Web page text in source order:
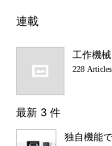
連載
工作機械
228 Articles
最新 3 件
独自機能